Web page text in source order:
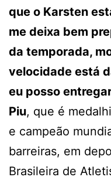
que o Karsten
me deixa bem
da temporada,
velocidade está
eu posso
Piu, que é
e campeão
barreiras, em
Brasileira de